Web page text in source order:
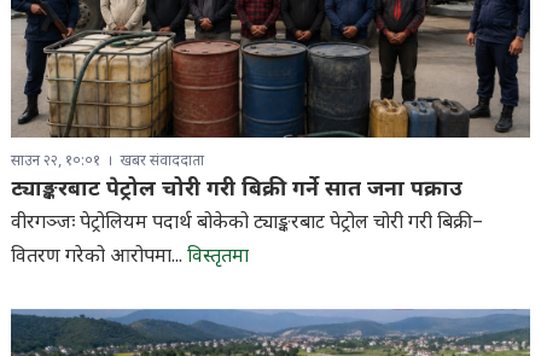
साउन २२, १०:०१ खबर संवाददाता
ट्याङ्करबाट पेट्रोल चोरी गरी बिक्री गर्ने सात जना पक्राउ
वीरगञ्जः पेट्रोलियम पदार्थ बोकेको ट्याङ्करबाट पेट्रोल चोरी गरी बिक्री–
वितरण गरेको आरोपमा... विस्तृतमा